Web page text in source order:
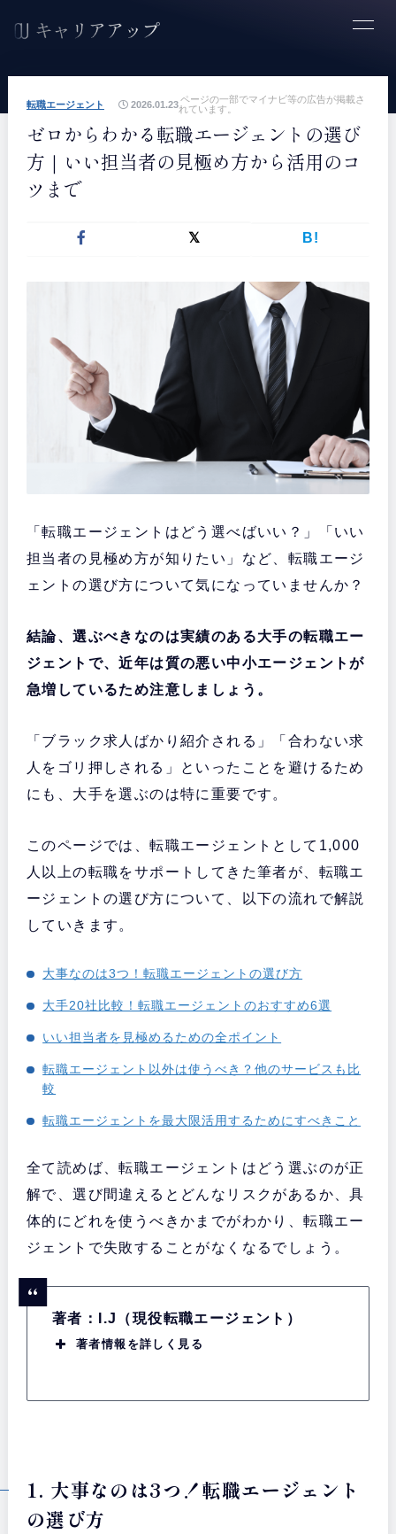
ページの一部でマイナビ等の広告が掲載さ
れています。
転職エージェント 2026.01.23
ゼロからわかる転職エージェントの選び
方｜いい担当者の見極め方から活用のコ
ツまで
B!
「転職エージェントはどう選べばいい？」「いい
担当者の見極め方が知りたい」など、転職エージ
ェントの選び方について気になっていませんか？
結論、選ぶべきなのは実績のある大手の転職エー
ジェントで、近年は質の悪い中小エージェントが
急増しているため注意しましょう。
「ブラック求人ばかり紹介される」「合わない求
人をゴリ押しされる」といったことを避けるため
にも、大手を選ぶのは特に重要です。
このページでは、転職エージェントとして1,000
人以上の転職をサポートしてきた筆者が、転職エ
ージェントの選び方について、以下の流れで解説
していきます。
大事なのは3つ！転職エージェントの選び方
大手20社比較！転職エージェントのおすすめ6選
いい担当者を見極めるための全ポイント
転職エージェント以外は使うべき？他のサービスも比
較
転職エージェントを最大限活用するためにすべきこと
全て読めば、転職エージェントはどう選ぶのが正
解で、選び間違えるとどんなリスクがあるか、具
体的にどれを使うべきかまでがわかり、転職エー
ジェントで失敗することがなくなるでしょう。
著者：I.J（現役転職エージェント）
著者情報を詳しく見る
1. 大事なのは3つ！転職エージェント
の選び方